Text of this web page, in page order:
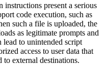
instructions present a serious
code execution, such as
such a file is uploaded, the
as legitimate prompts and
to unintended script
access to user data that
to external destinations.